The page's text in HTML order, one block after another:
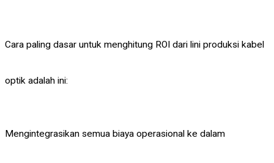
Cara paling dasar untuk menghitung ROI dari lini produksi kabel
optik adalah ini:
Mengintegrasikan semua biaya operasional ke dalam